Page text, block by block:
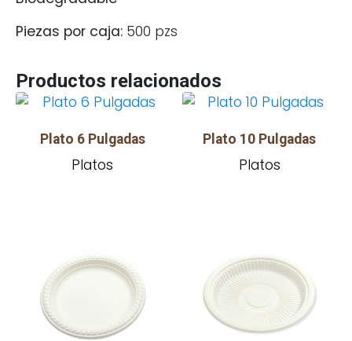
Piezas por caja: 500 pzs
Productos relacionados
Plato 6 Pulgadas
Platos
Plato 10 Pulgadas
Platos